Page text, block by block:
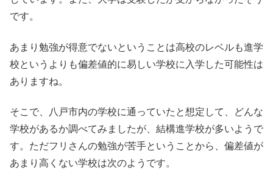
です。
あまり勉強が得意でないということは高校のレベルも進学
校というよりも偏差値的に易しい学校に入学した可能性は
ありますね。
そこで、八戸市内の学校に通っていたと想定して、どんな
学校があるか調べてみましたが、結構進学校が多いようで
す。ただフリさんの勉強が苦手ということから、偏差値が
あまり高くない学校は次のようです。